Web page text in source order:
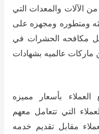
الآلات والمعدات التي
ومتطوره ومجهزه على
مكافحه الحشرات في
عالميه بشهادات
العملاء بأسعار مميزه
التي تتعامل معهم
مقابل تقديم خدمه